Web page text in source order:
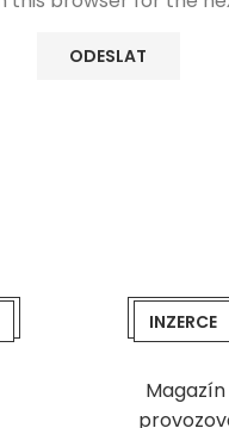
INZERCE
Magazín